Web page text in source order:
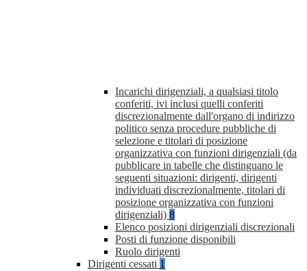
Incarichi dirigenziali, a qualsiasi titolo
conferiti, ivi inclusi quelli conferiti
discrezionalmente dall'organo di indirizzo
politico senza procedure pubbliche di
selezione e titolari di posizione
organizzativa con funzioni dirigenziali (da
pubblicare in tabelle che distinguano le
seguenti situazioni: dirigenti, dirigenti
individuati discrezionalmente, titolari di
posizione organizzativa con funzioni
dirigenziali) 8
Elenco posizioni dirigenziali discrezionali
Posti di funzione disponibili
Ruolo dirigenti
Dirigenti cessati 1